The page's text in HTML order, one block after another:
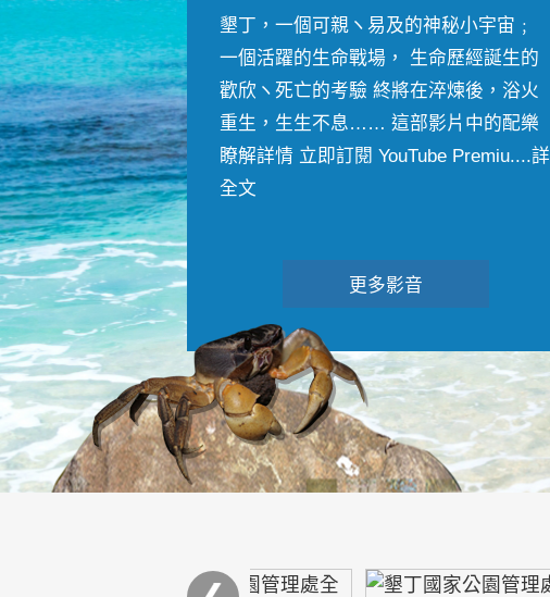
墾丁，一個可親ヽ易及的神秘小宇宙﹔
一個活躍的生命戰場， 生命歷經誕生的
歡欣ヽ死亡的考驗 終將在淬煉後，浴火
重生，生生不息…… 這部影片中的配樂
瞭解詳情 立即訂閱 YouTube Premiu....詳
全文
更多影音